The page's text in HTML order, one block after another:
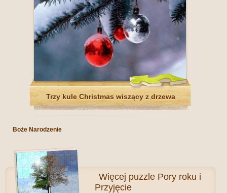
Trzy kule Christmas wiszący z drzewa
Boże Narodzenie
Więcej puzzle Pory roku i
Przyjęcie